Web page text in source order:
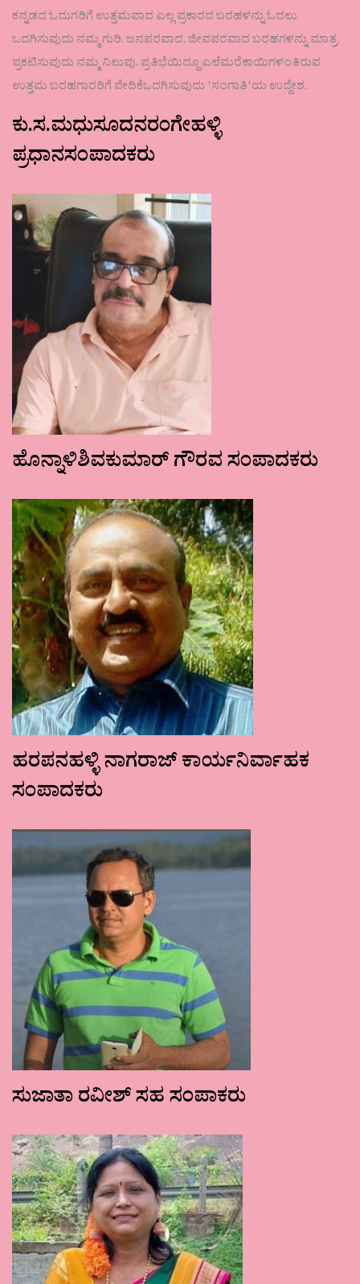
ಕನ್ನಡದ ಓದುಗರಿಗೆ ಉತ್ತಮವಾದ ಎಲ್ಲ ಪ್ರಕಾರದ ಬರಹಳನ್ನು ಓದಲು
ಒದಗಿಸುವುದು ನಮ್ಮ ಗುರಿ. ಜನಪರವಾದ, ಜೀವಪರವಾದ ಬರಹಗಳನ್ನು ಮಾತ್ರ
ಪ್ರಕಟಿಸುವುದು ನಮ್ಮ ನಿಲುವು. ಪ್ರತಿಭೆಯಿದ್ದೂ ಎಲೆಮರೆಕಾಯಿಗಳಂತಿರುವ
ಉತ್ತಮ ಬರಹಗಾರರಿಗೆ ವೇದಿಕೆಒದಗಿಸುವುದು ʼಸಂಗಾತಿʼಯ ಉದ್ದೇಶ.
ಕು.ಸ.ಮಧುಸೂದನರಂಗೇಹಳ್ಳಿ
ಪ್ರಧಾನಸಂಪಾದಕರು
ಹೊನ್ನಾಳಿಶಿವಕುಮಾರ್ ಗೌರವ ಸಂಪಾದಕರು
ಹರಪನಹಳ್ಳಿ ನಾಗರಾಜ್ ಕಾರ್ಯನಿರ್ವಾಹಕ
ಸಂಪಾದಕರು
ಸುಜಾತಾ ರವೀಶ್ ಸಹ ಸಂಪಾಕರು